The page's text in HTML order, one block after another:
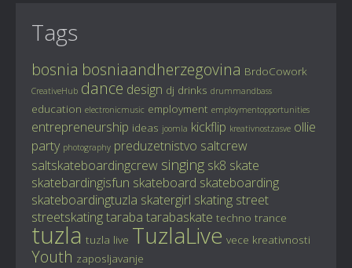
Tags
bosnia bosniaandherzegovina BrdoCowork
CreativeHub dance design dj drinks drummandbass
education electronicmusic employment employmentopportunities
entrepreneurship ideas joomla kickflip kreativnostzasve ollie
party photography preduzetnistvo saltcrew
saltskateboardingcrew singing sk8 skate
skatebardingisfun skateboard skateboarding
skateboardingtuzla skatergirl skating street
streetskatingtaraba tarabaskate techno trance
tuzla tuzla live TuzlaLive vece kreativnosti
Youth zaposljavanje